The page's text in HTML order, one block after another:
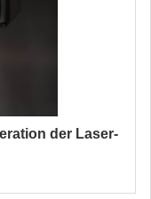
der Laser-